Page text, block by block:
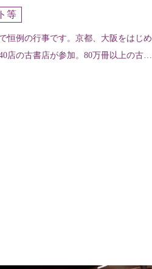
等
恒例の行事です。京都、大阪をはじめ
店の古書店が参加。80万冊以上の古本